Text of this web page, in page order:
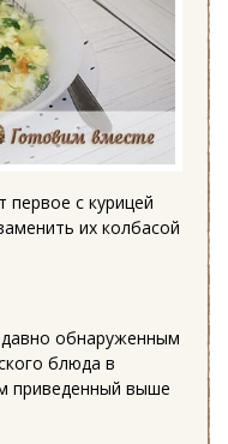
первое с курицей
их колбасой
обнаруженным
блюда в
приведенный выше